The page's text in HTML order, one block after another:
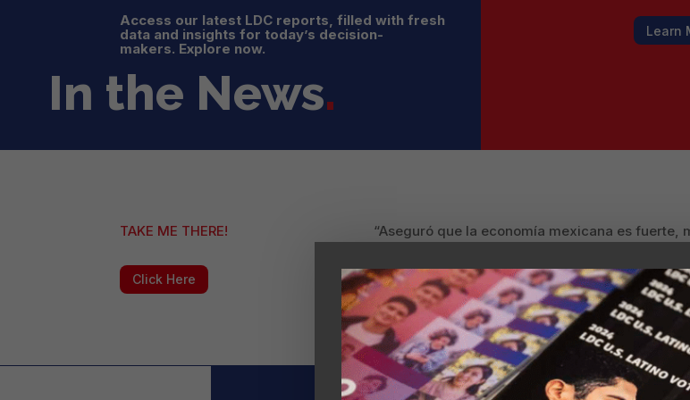
Access our latest LDC reports, filled with fresh
data and insights for today’s decision-
makers. Explore now.
Learn
In the News.
TAKE ME THERE!
Click Here
“Aseguró que la economía mexicana es
hasta la de la primera quincena de enero
“